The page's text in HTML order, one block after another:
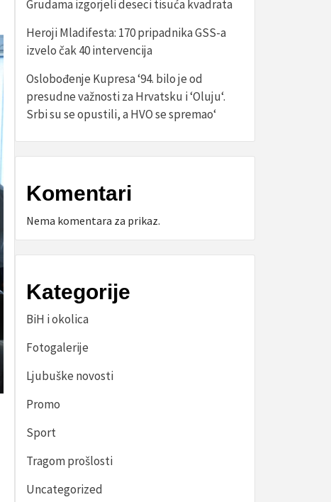
Grudama izgorjeli deseci tisuća kvadrata
Heroji Mladifesta: 170 pripadnika GSS-a
izvelo čak 40 intervencija
Oslobođenje Kupresa ‘94. bilo je od
presudne važnosti za Hrvatsku i ‘Oluju‘.
Srbi su se opustili, a HVO se spremao‘
Komentari
Nema komentara za prikaz.
Kategorije
BiH i okolica
Fotogalerije
Ljubuške novosti
Promo
Sport
Tragom prošlosti
Uncategorized